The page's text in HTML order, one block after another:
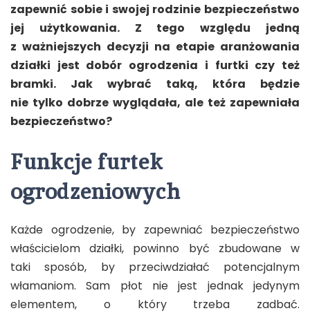
zapewnić sobie i swojej rodzinie bezpieczeństwo
jej użytkowania. Z tego względu jedną
z ważniejszych decyzji na etapie aranżowania
działki jest dobór ogrodzenia i furtki czy też
bramki. Jak wybrać taką, która będzie
nie tylko dobrze wyglądała, ale też zapewniała
bezpieczeństwo?
Funkcje furtek
ogrodzeniowych
Każde ogrodzenie, by zapewniać bezpieczeństwo
właścicielom działki, powinno być zbudowane w
taki sposób, by przeciwdziałać potencjalnym
włamaniom. Sam płot nie jest jednak jedynym
elementem, o który trzeba zadbać.